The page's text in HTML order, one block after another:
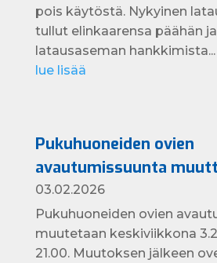
pois käytöstä. Nykyinen
tullut elinkaarensa päähän
latausaseman hankkimista...
lue lisää
Pukuhuoneiden ovien
avautumissuunta
03.02.2026
Pukuhuoneiden ovien
muutetaan keskiviikkona
21.00. Muutoksen jälkeen